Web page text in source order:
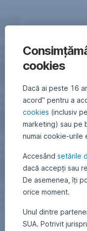
cookies
Dacă ai peste 16
acord” pentru a
cookies (inclusiv
marketing) sau pe
numai cookie-urile
Accesând setările
dacă accepți sau
De asemenea, îți
orice moment.
Unul dintre
SUA. Potrivit